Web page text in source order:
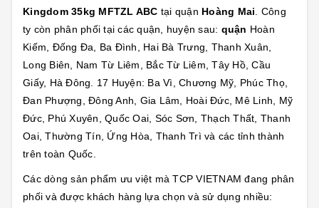
Kingdom 35kg MFTZL ABC tại quận Hoàng Mai . Công
ty còn phân phối tại các quận, huyện sau: quận Hoàn
Kiếm, Đống Đa, Ba Đình, Hai Bà Trưng, Thanh Xuân,
Long Biên, Nam Từ Liêm, Bắc Từ Liêm, Tây Hồ, Cầu
Giấy, Hà Đông. 17 Huyện: Ba Vì, Chương Mỹ, Phúc Thọ,
Đan Phượng, Đông Anh, Gia Lâm, Hoài Đức, Mê Linh, Mỹ
Đức, Phú Xuyên, Quốc Oai, Sóc Sơn, Thạch Thất, Thanh
Oai, Thường Tín, Ứng Hòa, Thanh Trì và các tỉnh thành
trên toàn Quốc.
Các dòng sản phẩm ưu việt mà TCP VIETNAM đang phân
phối và được khách hàng lựa chọn và sử dụng nhiều: